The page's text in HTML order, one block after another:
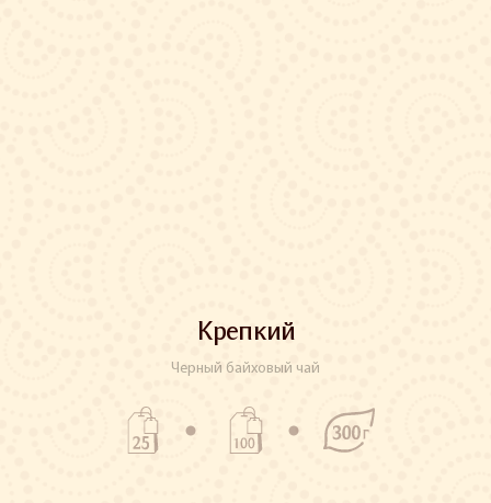
Крепкий
Черный байховый чай